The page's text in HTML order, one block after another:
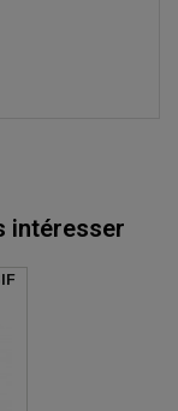
intéresser